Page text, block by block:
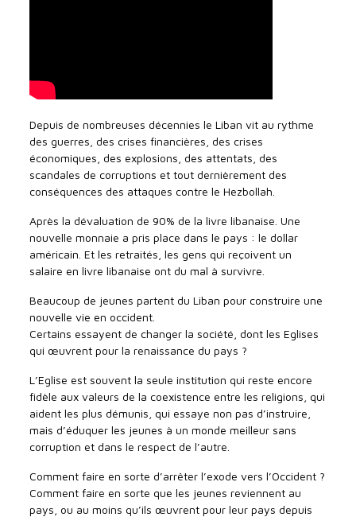
Depuis de nombreuses décennies le Liban vit au rythme
des guerres, des crises financières, des crises
économiques, des explosions, des attentats, des
scandales de corruptions et tout dernièrement des
conséquences des attaques contre le Hezbollah.
Après la dévaluation de 90% de la livre libanaise. Une
nouvelle monnaie a pris place dans le pays : le dollar
américain. Et les retraités, les gens qui reçoivent un
salaire en livre libanaise ont du mal à survivre.
Beaucoup de jeunes partent du Liban pour construire une
nouvelle vie en occident.
Certains essayent de changer la société, dont les Eglises
qui œuvrent pour la renaissance du pays ?
L’Eglise est souvent la seule institution qui reste encore
fidèle aux valeurs de la coexistence entre les religions, qui
aident les plus démunis, qui essaye non pas d’instruire,
mais d’éduquer les jeunes à un monde meilleur sans
corruption et dans le respect de l’autre.
Comment faire en sorte d’arrêter l’exode vers l’Occident ?
Comment faire en sorte que les jeunes reviennent au
pays, ou au moins qu’ils œuvrent pour leur pays depuis